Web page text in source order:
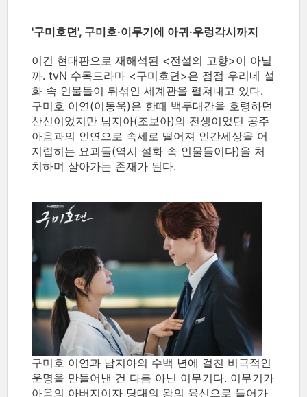
'구미호뎐', 구미호·이무기에 아귀·우렁각시까지
이건 현대판으로 재해석된 <전설의 고향>이 아닐
까. tvN 수목드라마 <구미호뎐>은 점점 우리네 설
화 속 인물들이 뒤섞인 세계관을 펼쳐내고 있다.
구미호 이연(이동욱)은 한때 백두대간을 호령하던
산신이었지만 남지아(조보아)의 전생이었던 공주
아음과의 인연으로 속세로 떨어져 인간세상을 어
지럽히는 요괴들(역시 설화 속 인물들이다)을 처
치하며 살아가는 존재가 된다.
구미호 이연과 남지아의 수백 년에 걸친 비극적인
운명을 만들어낸 건 다름 아닌 이무기다. 이무기가
아음의 아버지이자 당대의 왕의 육신으로 들어가